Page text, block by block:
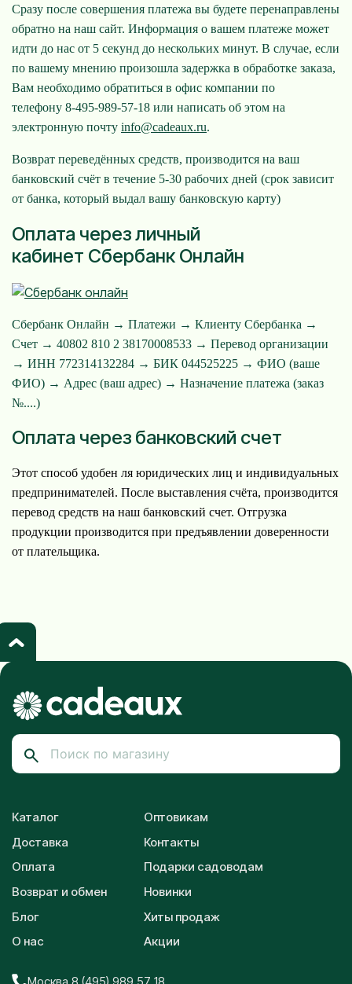
Сразу после совершения платежа вы будете перенаправлены
обратно на наш сайт. Информация о вашем платеже может
идти до нас от 5 секунд до нескольких минут. В случае, если
по вашему мнению произошла задержка в обработке заказа,
Вам необходимо обратиться в офис компании по
телефону 8-495-989-57-18 или написать об этом на
электронную почту info@cadeaux.ru.
Возврат переведённых средств, производится на ваш
банковский счёт в течение 5-30 рабочих дней (срок зависит
от банка, который выдал вашу банковскую карту)
Оплата через личный
кабинет Сбербанк Онлайн
Сбербанк Онлайн → Платежи → Клиенту Сбербанка →
Счет → 40802 810 2 38170008533 → Перевод организации
→ ИНН 772314132284 → БИК 044525225 → ФИО (ваше
ФИО) → Адрес (ваш адрес) → Назначение платежа (заказ
№....)
Оплата через банковский счет
Этот способ удобен ля юридических лиц и индивидуальных
предпринимателей. После выставления счёта, производится
перевод средств на наш банковский счет. Отгрузка
продукции производится при предъявлении доверенности
от плательщика.
Каталог
Доставка
Оплата
Возврат и обмен
Блог
О нас
Оптовикам
Контакты
Подарки садоводам
Новинки
Хиты продаж
Акции